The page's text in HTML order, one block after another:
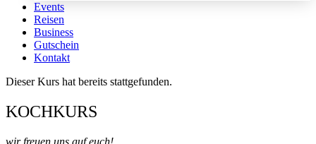
Events
Reisen
Business
Gutschein
Kontakt
Dieser Kurs hat bereits stattgefunden.
KOCHKURS
wir freuen uns auf euch!